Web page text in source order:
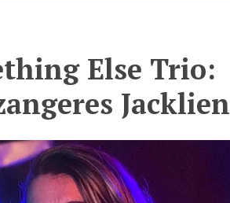
Else Trio:
Jacklien